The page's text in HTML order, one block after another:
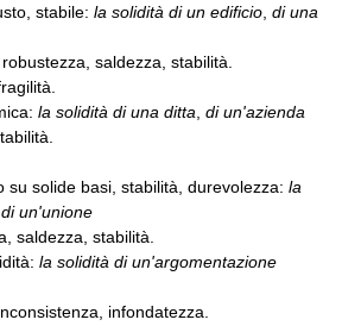
stabile: la solidità di un edificio di una
saldezza, stabilità.
la solidità di una ditta di un'azienda
su solide basi, stabilità, durevolezza: la
di un'unione
saldezza, stabilità.
la solidità di un'argomentazione
infondatezza.